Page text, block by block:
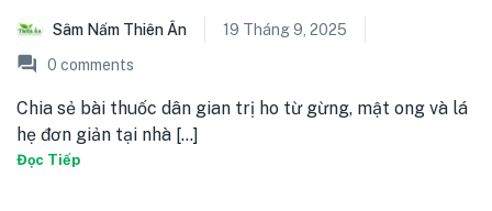
Sâm Nấm Thiên Ân
19 Tháng 9, 2025
0 comments
Chia sẻ bài thuốc dân gian trị ho từ gừng, mật ong và lá
hẹ đơn giản tại nhà [...]
Đọc Tiếp